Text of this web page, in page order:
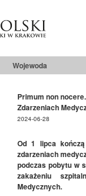
Wojewoda
Primum non
Zdarzeniach
2024-06-28
Od 1 lipca
zdarzeniach
podczas pobytu w
zakażeniu
Medycznych.